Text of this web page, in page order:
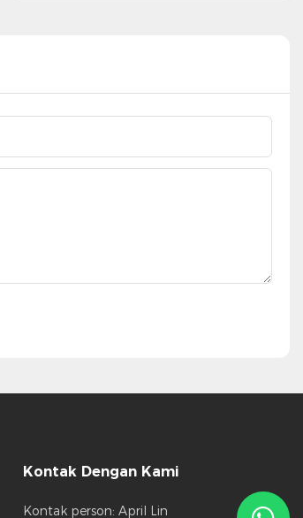
Kontak Dengan Kami
Kontak person: April Lin